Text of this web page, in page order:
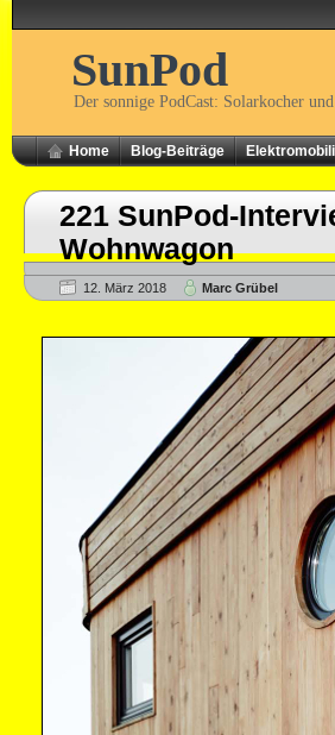
SunPod
Der sonnige PodCast: Solarkocher
Home Blog-Beiträge
221 SunPod-
Wohnwagon
12. März 2018 Marc Grübel